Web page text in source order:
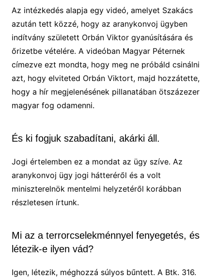
Az intézkedés alapja egy videó, amelyet Szakács
azután tett közzé, hogy az aranykonvoj ügyben
indítvány született Orbán Viktor gyanúsítására és
őrizetbe vételére. A videóban Magyar Péternek
címezve ezt mondta, hogy meg ne próbáld csinálni
azt, hogy elviteted Orbán Viktort, majd hozzátette,
hogy a hír megjelenésének pillanatában ötszázezer
magyar fog odamenni.
És ki fogjuk szabadítani, akárki áll.
Jogi értelemben ez a mondat az ügy szíve. Az
aranykonvoj ügy jogi hátteréről és a volt
miniszterelnök mentelmi helyzetéről korábban
részletesen írtunk.
Mi az a terrorcselekménnyel fenyegetés, és
létezik-e ilyen vád?
Igen, létezik, méghozzá súlyos bűntett. A Btk. 316.